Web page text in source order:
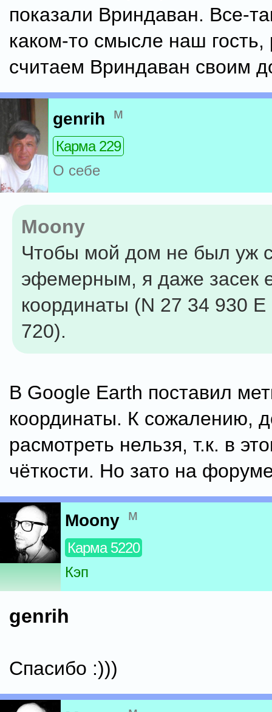
показали Вриндаван. Все-
каком-то смысле наш
считаем Вриндаван своим
genrih м
Карма 229
О себе
Moony
Чтобы мой дом не был уж
эфемерным, я даже засек
координаты (N 27 34 930
720).
В Google Earth поставил
координаты. К сожалению,
расмотреть нельзя, т.к. в
чёткости. Но зато на
Moony м
Карма 5220
Кэп
genrih
Спасибо :)))